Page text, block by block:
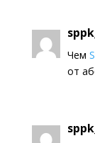
Чем
от